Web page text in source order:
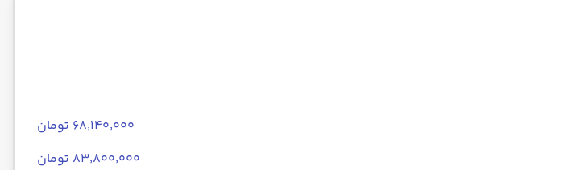
۶۸٬۱۴۰٬۰۰۰ تومان
۸۳٬۸۰۰٬۰۰۰ تومان